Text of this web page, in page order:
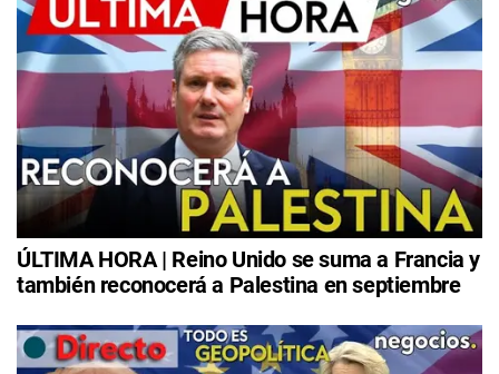
ÚLTIMA HORA | Reino Unido se suma a Francia y
también reconocerá a Palestina en septiembre